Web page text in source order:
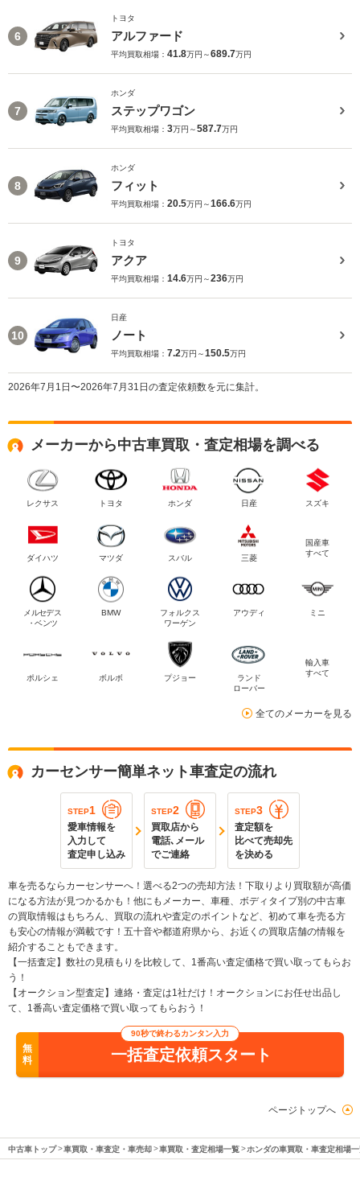
6
トヨタ
アルファード
平均買取相場： 41.8万円～689.7万円
7
ホンダ
ステップワゴン
平均買取相場： 3万円～587.7万円
8
ホンダ
フィット
平均買取相場： 20.5万円～166.6万円
9
トヨタ
アクア
平均買取相場： 14.6万円～236万円
10
日産
ノート
平均買取相場： 7.2万円～150.5万円
2026年7月1日〜2026年7月31日の査定依頼数を元に集計。
メーカーから中古車買取・査定相場を調べる
レクサス トヨタ ホンダ 日産 スズキ
ダイハツ マツダ スバル 三菱
国産車
すべて
メルセデス
・ベンツ
BMW
フォルクス
ワーゲン
アウディ ミニ
ポルシェ ボルボ プジョー
ランド
ローバー
輸入車
すべて
全てのメーカーを見る
カーセンサー簡単ネット車査定の流れ
STEP1
愛車情報を
入力して
査定申し込み
STEP2
買取店から
電話､メール
でご連絡
STEP3
査定額を
比べて売却先
を決める
車を売るならカーセンサーへ！選べる2つの売却方法！下取りより買取額が高価
になる方法が見つかるかも！他にもメーカー、車種、ボディタイプ別の中古車
の買取情報はもちろん、買取の流れや査定のポイントなど、初めて車を売る方
も安心の情報が満載です！五十音や都道府県から、お近くの買取店舗の情報を
紹介することもできます。
【一括査定】数社の見積もりを比較して、1番高い査定価格で買い取ってもらお
う！
【オークション型査定】連絡・査定は1社だけ！オークションにお任せ出品し
て、1番高い査定価格で買い取ってもらおう！
無
料
90秒で終わるカンタン入力
一括査定依頼スタート
ページトップへ
中古車トップ 車買取・車査定・車売却 車買取・査定相場一覧 ホンダの車買取・車査定相場